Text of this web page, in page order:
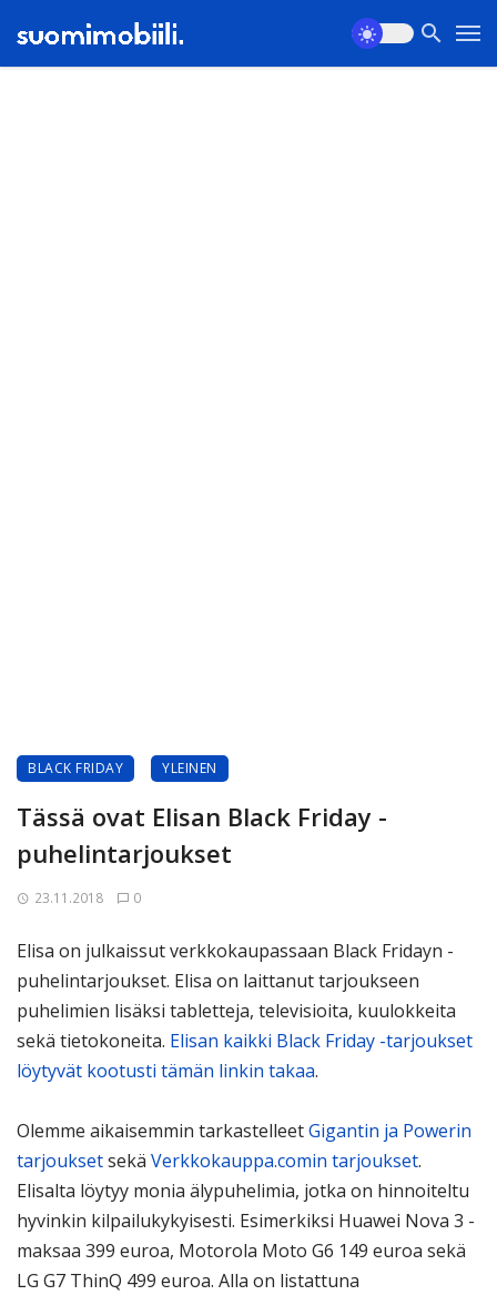
BLACK FRIDAY YLEINEN
Tässä ovat Elisan Black Friday -
puhelintarjoukset
23.11.2018 0
Elisa on julkaissut verkkokaupassaan Black Fridayn -
puhelintarjoukset. Elisa on laittanut tarjoukseen
puhelimien lisäksi tabletteja, televisioita, kuulokkeita
sekä tietokoneita. Elisan kaikki Black Friday -tarjoukset
löytyvät kootusti tämän linkin takaa.
Olemme aikaisemmin tarkastelleetGigantin ja Powerin
tarjouksetsekä Verkkokauppa.comin tarjoukset.
Elisalta löytyy monia älypuhelimia, jotka on hinnoiteltu
hyvinkin kilpailukykyisesti. Esimerkiksi Huawei Nova 3 -
maksaa 399 euroa, Motorola Moto G6 149 euroa sekä
LG G7 ThinQ 499 euroa. Alla on listattuna